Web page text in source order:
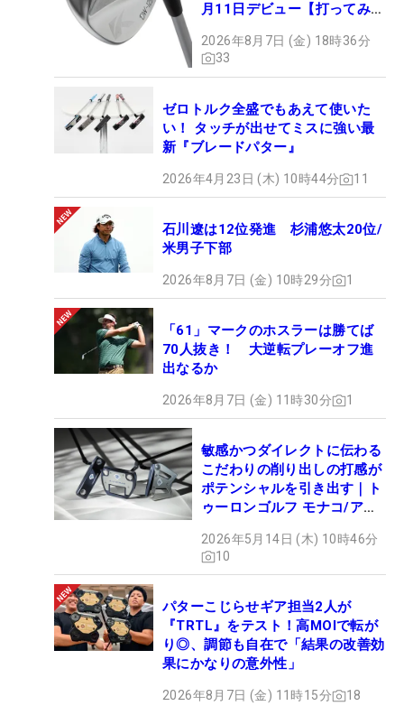
月11日デビュー【打ってみ
2026年8月7日 (金) 18時36分
33
ゼロトルク全盛でもあえて使いた
い！ タッチが出せてミスに強い最
新『ブレードパター』
2026年4月23日 (木) 10時44分 11
石川遼は12位発進 杉浦悠太20位/
米男子下部
2026年8月7日 (金) 10時29分 1
「61」マークのホスラーは勝てば
70人抜き！ 大逆転プレーオフ進
出なるか
2026年8月7日 (金) 11時30分 1
敏感かつダイレクトに伝わる
こだわりの削り出しの打感が
ポテンシャルを引き出す｜ト
ゥーロンゴルフ モナコ/アル
2026年5月14日 (木) 10時46分
10
パターこじらせギア担当2人が
『TRTL』をテスト！高MOIで転が
り◎、調節も自在で「結果の改善効
果にかなりの意外性」
2026年8月7日 (金) 11時15分 18